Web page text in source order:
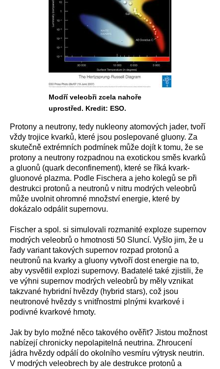
Modří veleobři zcela nahoře
uprostřed. Kredit: ESO.
Protony a neutrony, tedy nukleony atomových jader, tvoří
vždy trojice kvarků, které jsou poslepované gluony. Za
skutečně extrémních podmínek může dojít k tomu, že se
protony a neutrony rozpadnou na exotickou směs kvarků
a gluonů (quark deconfinement), které se říká kvark-
gluonové plazma. Podle Fischera a jeho kolegů se při
destrukci protonů a neutronů v nitru modrých veleobrů
může uvolnit ohromné množství energie, které by
dokázalo odpálit supernovu.
Fischer a spol. si simulovali rozmanité exploze supernov
modrých veleobrů o hmotnosti 50 Sluncí. Vyšlo jim, že u
řady variant takových supernov rozpad protonů a
neutronů na kvarky a gluony vytvoří dost energie na to,
aby vysvětlil explozi supernovy. Badatelé také zjistili, že
ve výhni supernov modrých veleobrů by měly vznikat
takzvané hybridní hvězdy (hybrid stars), což jsou
neutronové hvězdy s vnitřnostmi plnými kvarkové i
podivné kvarkové hmoty.
Jak by bylo možné něco takového ověřit? Jistou možnost
nabízejí chronicky nepolapitelná neutrina. Zhroucení
jádra hvězdy odpálí do okolního vesmíru výtrysk neutrin.
V modrých veleobrech by ale destrukce protonů a